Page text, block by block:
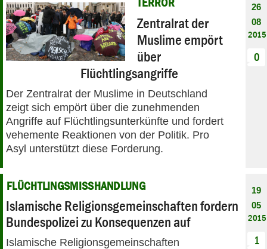
Zentralrat der
Muslime empört
über
Flüchtlingsangriffe
Der Zentralrat der Muslime in Deutschland
zeigt sich empört über die zunehmenden
Angriffe auf Flüchtlingsunterkünfte und fordert
vehemente Reaktionen von der Politik. Pro
Asyl unterstützt diese Forderung.
26
08
2015
0
FLÜCHTLINGSMISSHANDLUNG
Islamische Religionsgemeinschaften fordern
Bundespolizei zu Konsequenzen auf
Islamische Religionsgemeinschaften
19
05
2015
1